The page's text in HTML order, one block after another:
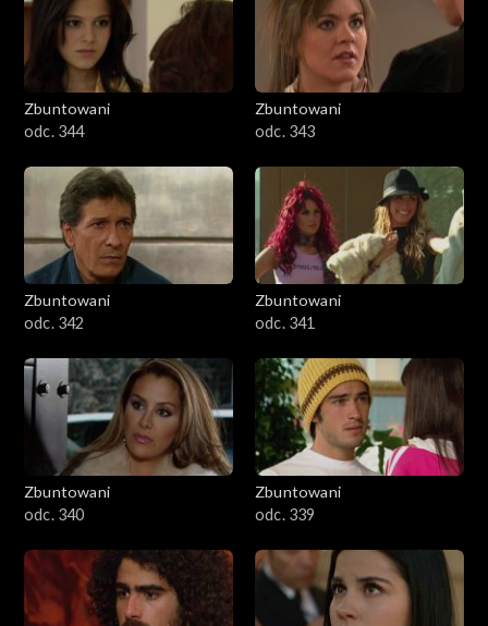
Zbuntowani
odc. 344
Zbuntowani
odc. 343
Zbuntowani
odc. 342
Zbuntowani
odc. 341
Zbuntowani
odc. 340
Zbuntowani
odc. 339